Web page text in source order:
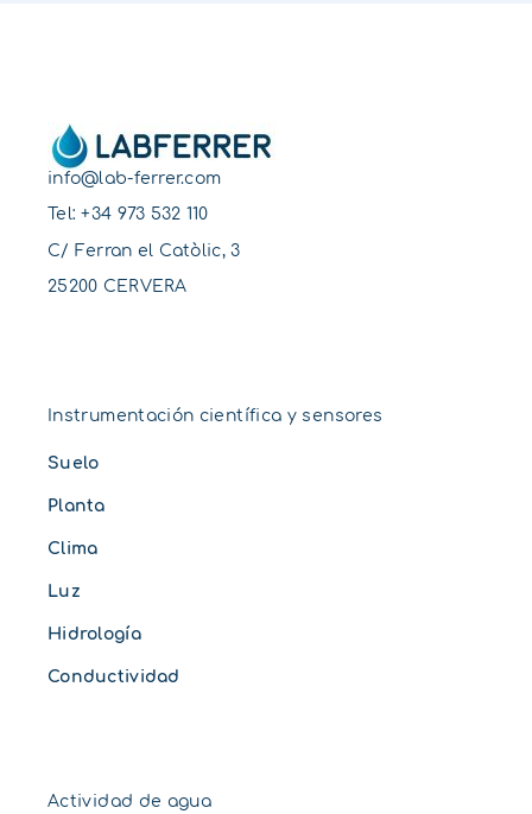
info@lab-ferrer.com
Tel:+34 973 532 110
C/ Ferran el Catòlic, 3
25200 CERVERA
Instrumentación científica y sensores
Suelo
Planta
Clima
Luz
Hidrología
Conductividad
Actividad de agua